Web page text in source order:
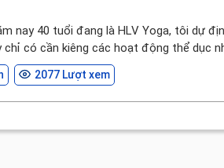
nay 40 tuổi đang là HLV Yoga, tôi dự
chỉ có cần kiêng các hoạt động thể dục
2077 Lượt xem